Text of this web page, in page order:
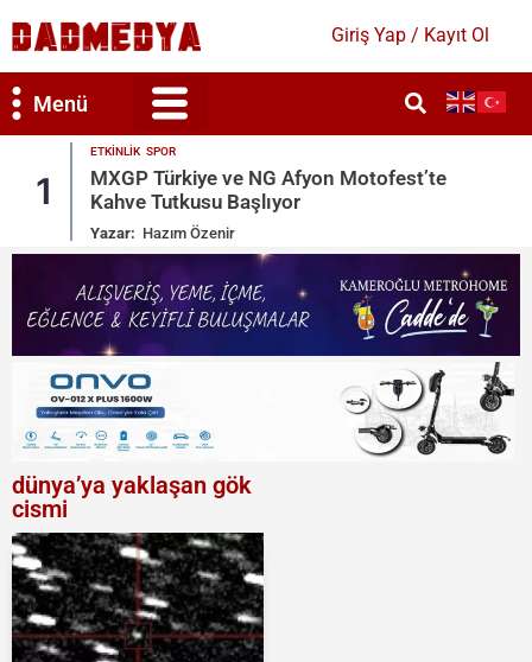
Giriş Yap / Kayıt Ol
Menü
2
Semih Hot’un Doğum Gününde
Geçidi
Yazar:
dünya’ya yaklaşan gök
cismi